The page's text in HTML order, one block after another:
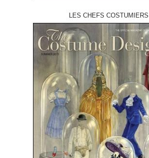
LES CHEFS COSTUMIERS